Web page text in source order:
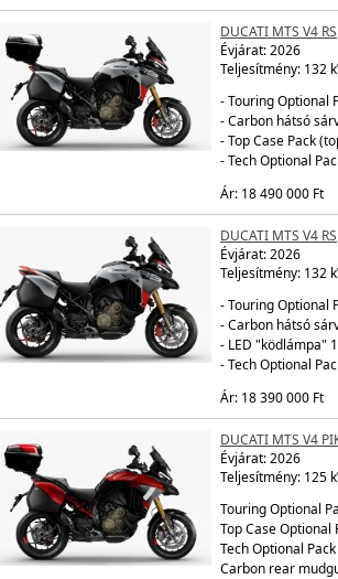
DUCATI MTS V4 RS
Évjárat:2026
Teljesítmény: 132
- Touring Optional
- Carbon hátsó
- Top Case Pack
- Tech Optional
Ár: 18 490 000 Ft
DUCATI MTS V4 RS
Évjárat:2026
Teljesítmény: 132
- Touring Optional
- Carbon hátsó
- LED "ködlámpa"
- Tech Optional
Ár: 18 390 000 Ft
DUCATI MTS V4
Évjárat:2026
Teljesítmény: 125
Touring Optional
Top Case
Tech Optional
Carbon rear